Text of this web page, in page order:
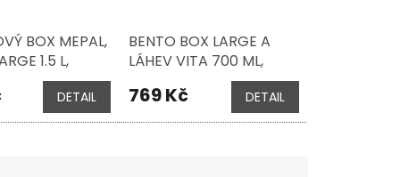
BOX MEPAL,
1.5 L,
NEW
DETAIL
BENTO BOX LARGE A
LÁHEV VITA 700 ML,
MEPAL, NORDIC BLUE
769 Kč DETAIL